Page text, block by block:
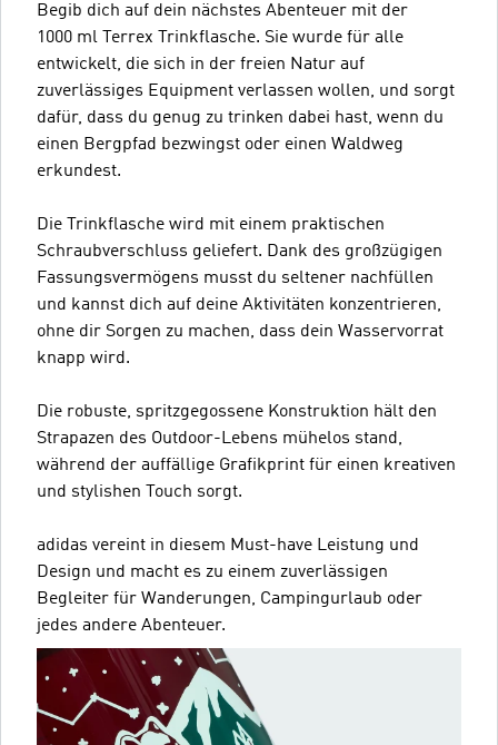
Begib dich auf dein nächstes Abenteuer mit der
1000 ml Terrex Trinkflasche. Sie wurde für alle
entwickelt, die sich in der freien Natur auf
zuverlässiges Equipment verlassen wollen, und sorgt
dafür, dass du genug zu trinken dabei hast, wenn du
einen Bergpfad bezwingst oder einen Waldweg
erkundest.
Die Trinkflasche wird mit einem praktischen
Schraubverschluss geliefert. Dank des großzügigen
Fassungsvermögens musst du seltener nachfüllen
und kannst dich auf deine Aktivitäten konzentrieren,
ohne dir Sorgen zu machen, dass dein Wasservorrat
knapp wird.
Die robuste, spritzgegossene Konstruktion hält den
Strapazen des Outdoor-Lebens mühelos stand,
während der auffällige Grafikprint für einen kreativen
und stylishen Touch sorgt.
adidas vereint in diesem Must-have Leistung und
Design und macht es zu einem zuverlässigen
Begleiter für Wanderungen, Campingurlaub oder
jedes andere Abenteuer.